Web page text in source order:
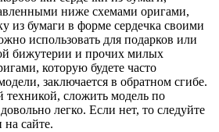
ниже схемами оригами,
из бумаги в форме сердечка своими
использовать для подарков или
бижутерии и прочих милых
которую будете часто
заключается в обратном сгибе.
техникой, сложить модель по
легко. Если нет, то следуйте
сайте.